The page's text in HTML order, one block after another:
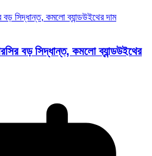
বড় সিদ্ধান্ত, কমলো ব্যান্ডউইথের